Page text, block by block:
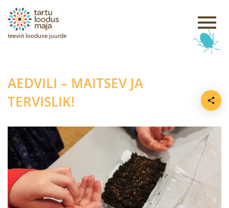
teeviit looduse juurde
AEDVILI – MAITSEV JA
TERVISLIK!